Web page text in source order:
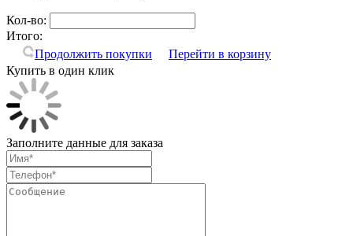
Кол-во:
Итого:
Продолжить покупки
Перейти в корзину
Купить в один клик
Заполните данные для заказа